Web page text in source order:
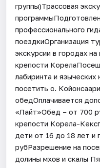
группы)Трассовая
профессионального
поездкиОрганизация
экскурсии в городах
крепости
лабиринта и
посетить о.
обедОплачивается
«Лайт»Обед – от 700
крепости Корела-
дети от 16 до 18 лет и
рубРазрешение на
долины мхов и скалы